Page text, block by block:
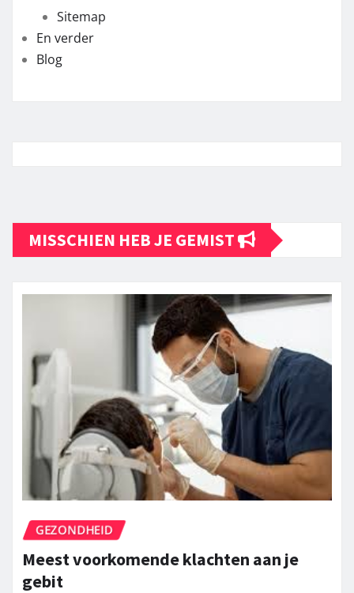
Sitemap
En verder
Blog
MISSCHIEN HEB JE GEMIST
GEZONDHEID
Meest voorkomende klachten aan je
gebit